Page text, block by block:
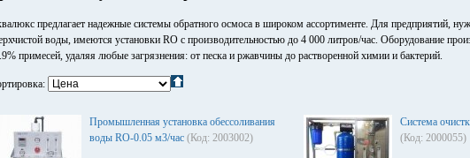
предлагает надежные системы обратного осмоса в широком ассортименте. Для предприятий,
воды, имеются установки RO с производительностью до 4 000 литров/час. Оборудование
примесей, удаляя любые загрязнения: от песка и ржавчины до растворенной химии и бактерий.
Промышленная установка обессоливания
воды RO-0.05 м3/час (Код: 2003002)
Система
(Код: 2000055)